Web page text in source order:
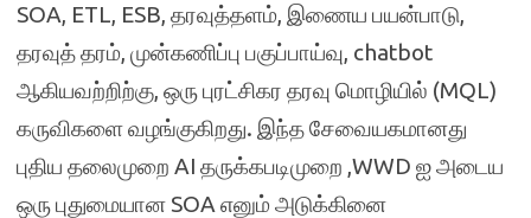
SOA, ETL, ESB, தரவுத்தளம், இணைய பயன்பாடு,
தரவுத் தரம், முன்கணிப்பு பகுப்பாய்வு, chatbot
ஆகியவற்றிற்கு, ஒரு புரட்சிகர தரவு மொழியில் (MQL)
கருவிகளை வழங்குகிறது. இந்த சேவையகமானது
புதிய தலைமுறை AI தருக்கபடிமுறை ,WWD ஐ அடைய
ஒரு புதுமையான SOA எனும் அடுக்கினை